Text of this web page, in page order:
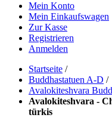
Mein Konto
Mein Einkaufswagen
Zur Kasse
Registrieren
Anmelden
Startseite /
Buddhastatuen A-D /
Avalokiteshvara
Avalokiteshvara -
türkis